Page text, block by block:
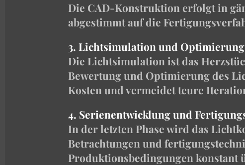
Die CAD-Konstruktion erfolgt in
abgestimmt auf die
3. Lichtsimulation und Optimierung
Die Lichtsimulation ist das
Bewertung und Optimierung des
Kosten und vermeidet teure
4. Serienentwicklung und
In der letzten Phase wird das
Betrachtungen und
Produktionsbedingungen konstant